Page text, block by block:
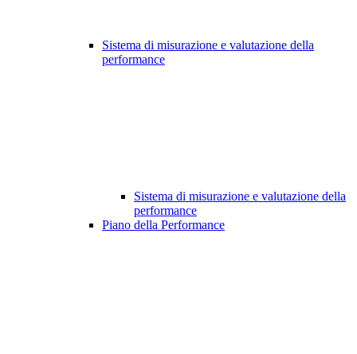
Sistema di misurazione e valutazione della
performance
Sistema di misurazione e valutazione della
performance
Piano della Performance